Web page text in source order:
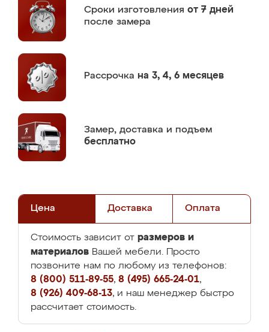
Сроки изготовления от 7 дней
после замера
Рассрочка на 3, 4, 6 месяцев
Замер, доставка и подъем
бесплатно
Цена Доставка Оплата
Стоимость зависит от размеров и
материалов Вашей мебели. Просто
позвоните нам по любому из телефонов:
8 (800) 511-89-55, 8 (495) 665-24-01,
8 (926) 409-68-13, и наш менеджер быстро
рассчитает стоимость.